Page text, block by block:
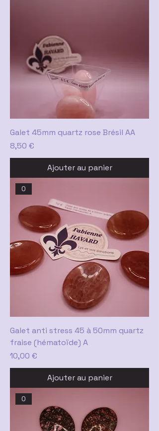
Galet 45mm quartz rose Brésil AA
Prix
8,50 €
Ajouter au panier
0
Galet anti stress 45 à 50mm quartz
fraise (hématoïde) A
Prix
10,00 €
Ajouter au panier
0